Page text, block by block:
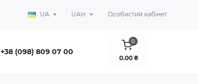
UA UAH Особистий кабінет
+38 (098) 809 07 00
0
0.00 ₴